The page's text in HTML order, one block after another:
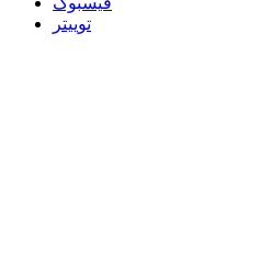
توییتر